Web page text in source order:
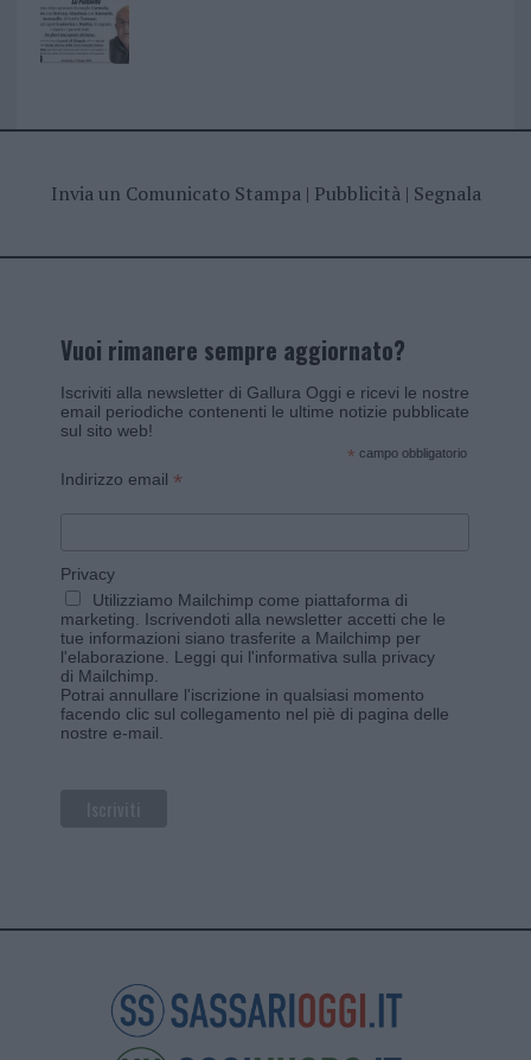
Invia un Comunicato Stampa| Pubblicità| Segnala
Vuoi rimanere sempre aggiornato?
Iscriviti alla newsletter di Gallura Oggi e ricevi le nostre
email periodiche contenenti le ultime notizie pubblicate
sul sito web!
* campo obbligatorio
Indirizzo email *
Privacy
Utilizziamo Mailchimp come piattaforma di
marketing. Iscrivendoti alla newsletter accetti che le
tue informazioni siano trasferite a Mailchimp per
l'elaborazione. Leggi qui l'informativa sulla privacy
di Mailchimp
Potrai annullare l'iscrizione in qualsiasi momento
facendo clic sul collegamento nel piè di pagina delle
nostre e-mail.